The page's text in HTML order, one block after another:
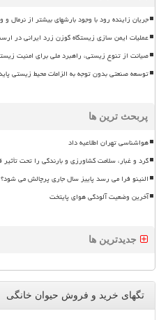
جریان زاینده رود با وجود بارشهای بیشتر از
عملیات ایمن سازی زیستگاه گوزن زرد ایرانی در
صیانت از تنوع زیستی، راهبرد ملی برای امنیت
توسعه صنعتی بدون توجه به الزامات محیط زیستی
پربحث ترین ها
هواشناسی تهران اطلاعیه داد
گرد و غبار، سلامت کشاورزی و بارندگی را تحت
النینو فرا می رسد پاییز سال جاری پرچالش می شود؟
آخرین وضعیت آلودگی هوای پایتخت
جدیدترین ها
تگهای خرید و فروش حیوان خانگی